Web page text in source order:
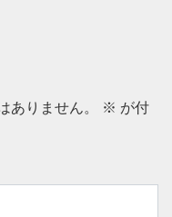
ありません。 ※ が付